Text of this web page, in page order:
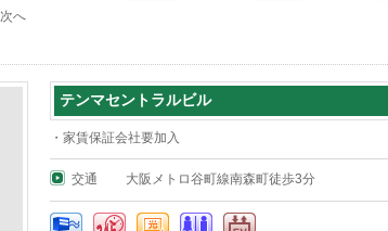
65
次へ
テンマセントラルビル
・家賃保証会社要加入
交通 大阪メトロ谷町線南森町徒歩3分